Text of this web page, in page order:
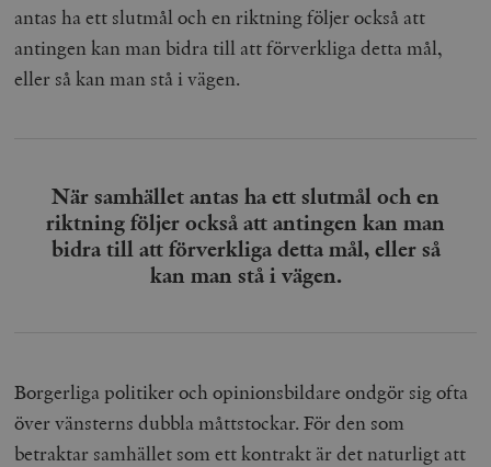
antas ha ett slutmål och en riktning följer också att
antingen kan man bidra till att förverkliga detta mål,
eller så kan man stå i vägen.
När samhället antas ha ett slutmål och en
riktning följer också att antingen kan man
bidra till att förverkliga detta mål, eller så
kan man stå i vägen.
Borgerliga politiker och opinionsbildare ondgör sig ofta
över vänsterns dubbla måttstockar. För den som
betraktar samhället som ett kontrakt är det naturligt att